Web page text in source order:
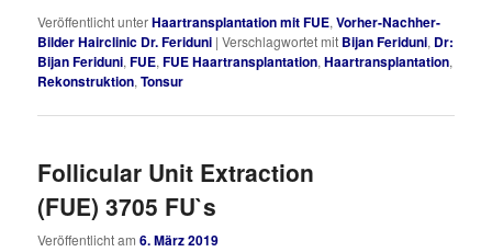
Veröffentlicht unterHaartransplantation mit FUE,Vorher-Nachher-
Bilder Hairclinic Dr. Feriduni |Verschlagwortet mit Bijan Feriduni, Dr:
Bijan Feriduni,FUE,FUE Haartransplantation,Haartransplantation,
Rekonstruktion,Tonsur
Follicular Unit Extraction
(FUE) 3705 FU`s
Veröffentlicht am6. März 2019